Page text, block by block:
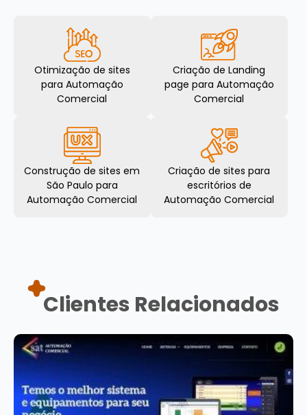
Otimização de sites
para Automação
Comercial
Criação de Landing
page para Automação
Comercial
Construção de sites em
São Paulo para
Automação Comercial
Criação de sites para
escritórios de
Automação Comercial
Clientes Relacionados